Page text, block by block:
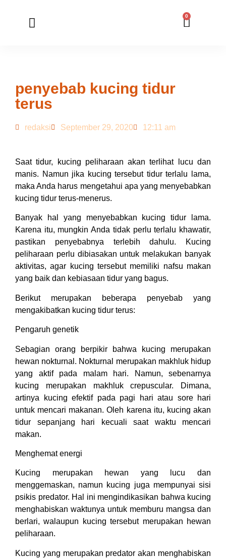
0
penyebab kucing tidur
terus
redaksi September 29, 2020 12:11 am
Saat tidur, kucing peliharaan akan terlihat lucu dan
manis. Namun jika kucing tersebut tidur terlalu lama,
maka Anda harus mengetahui apa yang menyebabkan
kucing tidur terus-menerus.
Banyak hal yang menyebabkan kucing tidur lama.
Karena itu, mungkin Anda tidak perlu terlalu khawatir,
pastikan penyebabnya terlebih dahulu. Kucing
peliharaan perlu dibiasakan untuk melakukan banyak
aktivitas, agar kucing tersebut memiliki nafsu makan
yang baik dan kebiasaan tidur yang bagus.
Berikut merupakan beberapa penyebab yang
mengakibatkan kucing tidur terus:
Pengaruh genetik
Sebagian orang berpikir bahwa kucing merupakan
hewan nokturnal. Nokturnal merupakan makhluk hidup
yang aktif pada malam hari. Namun, sebenarnya
kucing merupakan makhluk crepuscular. Dimana,
artinya kucing efektif pada pagi hari atau sore hari
untuk mencari makanan. Oleh karena itu, kucing akan
tidur sepanjang hari kecuali saat waktu mencari
makan.
Menghemat energi
Kucing merupakan hewan yang lucu dan
menggemaskan, namun kucing juga mempunyai sisi
psikis predator. Hal ini mengindikasikan bahwa kucing
menghabiskan waktunya untuk memburu mangsa dan
berlari, walaupun kucing tersebut merupakan hewan
peliharaan.
Kucing yang merupakan predator akan menghabiskan